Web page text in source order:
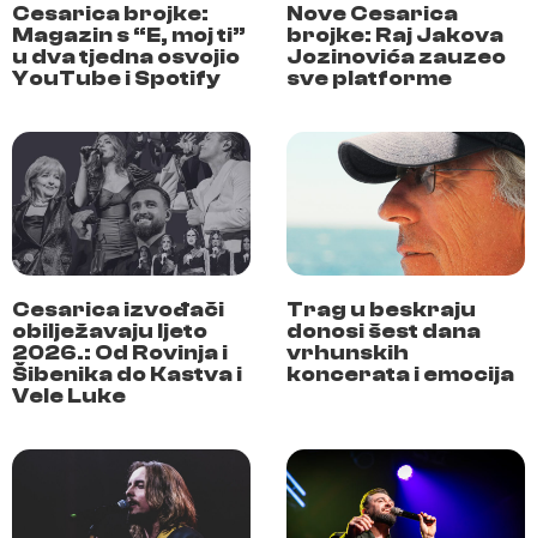
Cesarica brojke:
Magazin s “E, moj ti”
u dva tjedna osvojio
YouTube i Spotify
Nove Cesarica
brojke: Raj Jakova
Jozinovića zauzeo
sve platforme
Cesarica izvođači
obilježavaju ljeto
2026.: Od Rovinja i
Šibenika do Kastva i
Vele Luke
Trag u beskraju
donosi šest dana
vrhunskih
koncerata i emocija